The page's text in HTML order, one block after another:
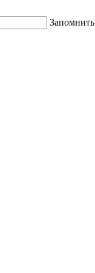
Запомнить